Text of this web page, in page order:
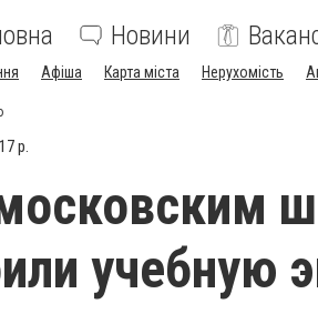
Новини
Афіша Карта міста Нерухомість
р.
учебную